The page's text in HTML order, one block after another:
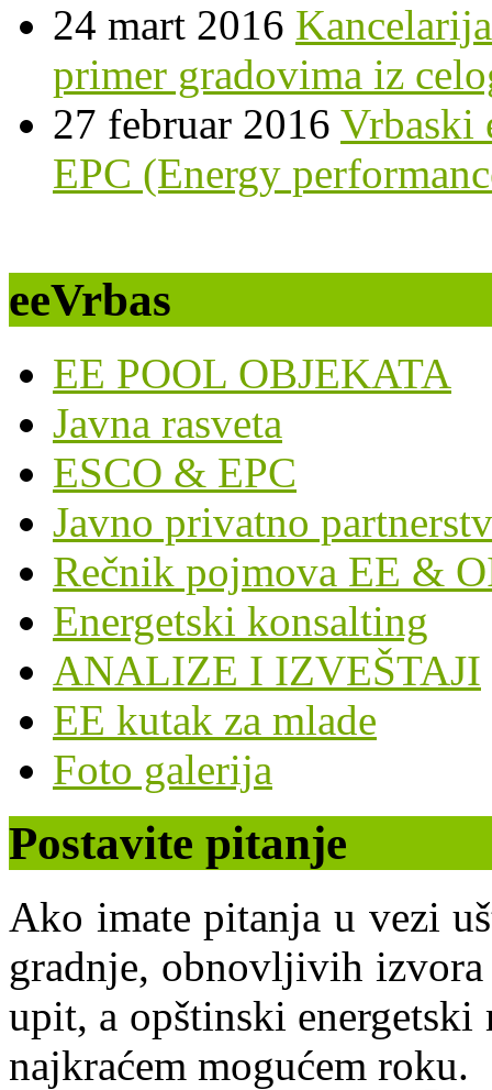
24 mart 2016
primer gradovima iz
27 februar 2016 Vrbaski
EPC (Energy
eeVrbas
EE POOL OBJEKATA
Javna rasveta
ESCO & EPC
Javno privatno
Rečnik pojmova EE &
Energetski konsalting
ANALIZE I IZVEŠTAJI
EE kutak za mlade
Foto galerija
Postavite pitanje
Ako imate pitanja u vezi
gradnje, obnovljivih izvora
upit, a opštinski energetski
najkraćem mogućem roku.